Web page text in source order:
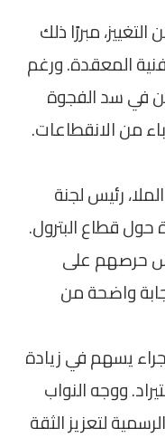
مبررًا ذلك
المعقدة. ورغم
في سد الفجوة
من الانقطاعات.
رئيس لجنة
حول قطاع البترول.
حرصهم على
واضحة من
يسهم في زيادة
ووجه النواب
لتعزيز الثقة